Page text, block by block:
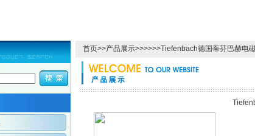
首页>>产品展示>>>>>>Tiefenbach德国蒂芬巴赫电